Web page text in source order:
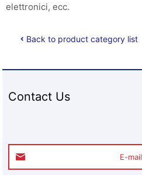
elettronici, ecc.
Back to product category list
Contact Us
E-mail